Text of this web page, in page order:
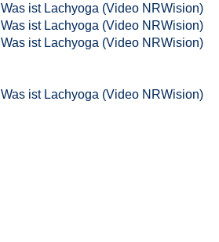
Was ist Lachyoga (Video NRWision)
Was ist Lachyoga (Video NRWision)
Was ist Lachyoga (Video NRWision)
Was ist Lachyoga (Video NRWision)